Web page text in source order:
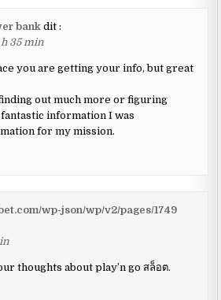
bank dit :
h 35 min
you are getting your info, but great
out much more or figuring
information I was
for my mission.
wp-json/wp/v2/pages/1749
thoughts about play’n go สล็อต.